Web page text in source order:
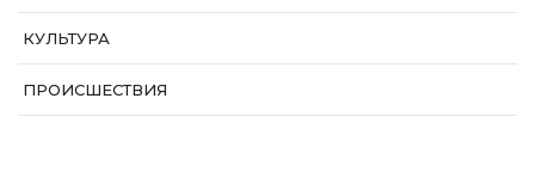
КУЛЬТУРА
ПРОИСШЕСТВИЯ